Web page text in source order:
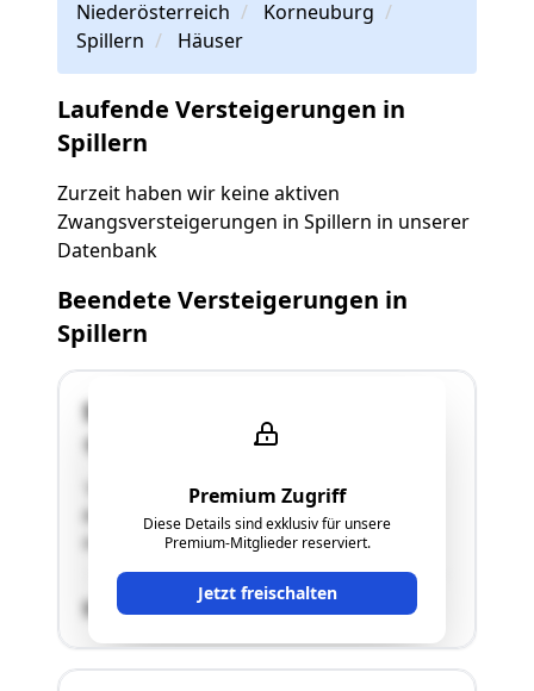
Niederösterreich
Korneuburg
Spillern
Häuser
Laufende Versteigerungen in
Spillern
Zurzeit haben wir keine aktiven
Zwangsversteigerungen in Spillern in unserer
Datenbank
Beendete Versteigerungen in
Spillern
Premium Zugriff
Diese Details sind exklusiv für unsere
Premium-Mitglieder reserviert.
Jetzt freischalten
Stockerauer Straße 35h
"Wohnhaus, größtenteils bestehend aus einem
Keller-, einem Erd- und einem Obergeschoß
sowie einem nicht ausgebauten Dachboden"
SCHÄTZWERT